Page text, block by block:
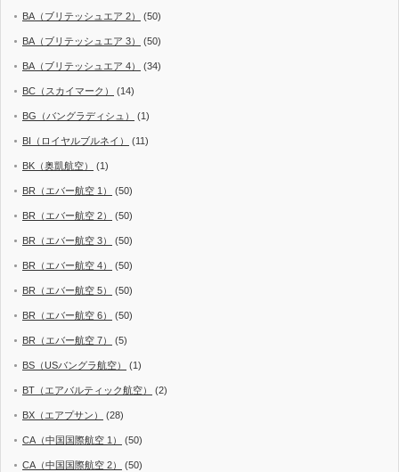
BA（ブリテッシュエア 2） (50)
BA（ブリテッシュエア 3） (50)
BA（ブリテッシュエア 4） (34)
BC（スカイマーク） (14)
BG（バングラディシュ） (1)
BI（ロイヤルブルネイ） (11)
BK（奥凱航空） (1)
BR（エバー航空 1） (50)
BR（エバー航空 2） (50)
BR（エバー航空 3） (50)
BR（エバー航空 4） (50)
BR（エバー航空 5） (50)
BR（エバー航空 6） (50)
BR（エバー航空 7） (5)
BS（USバングラ航空） (1)
BT（エアバルティック航空） (2)
BX（エアプサン） (28)
CA（中国国際航空 1） (50)
CA（中国国際航空 2） (50)